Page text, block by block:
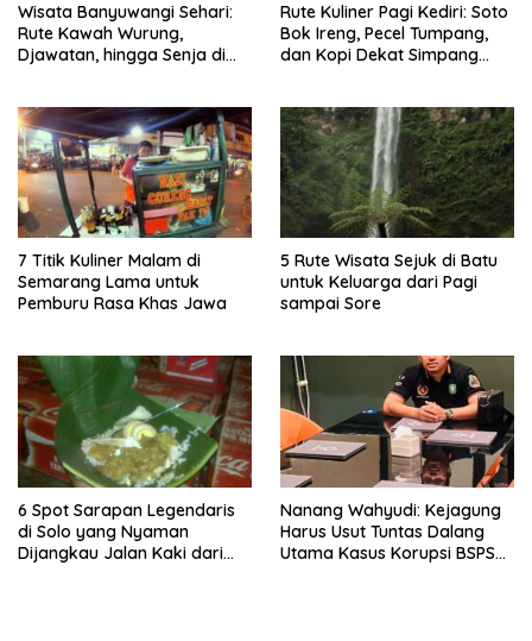
Wisata Banyuwangi Sehari:
Rute Kawah Wurung,
Djawatan, hingga Senja di
Rute Kuliner Pagi Kediri: Soto
Bok Ireng, Pecel Tumpang,
dan Kopi Dekat Simpang
7 Titik Kuliner Malam di
Semarang Lama untuk
Pemburu Rasa Khas Jawa
5 Rute Wisata Sejuk di Batu
untuk Keluarga dari Pagi
sampai Sore
6 Spot Sarapan Legendaris
di Solo yang Nyaman
Dijangkau Jalan Kaki dari
Nanang Wahyudi: Kejagung
Harus Usut Tuntas Dalang
Utama Kasus Korupsi BSPS